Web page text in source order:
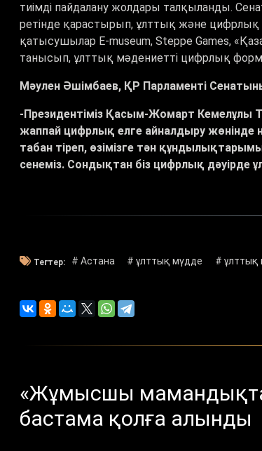
тиімді пайдалану жолдары талқыланды.
ретінде қарастырып, ұлттық және
қатысушылар E-museum, Steppe Games,
танысып, ұлттық мәдениетті цифрлық
Мәулен Әшімбаев, ҚР Парламенті
-Президентіміз Қасым-Жомарт Кемелұлы
жаппай цифрлық елге айналдыру жөнінде
табан тіреп, өзімізге тән
сенеміз. Сондықтан біз цифрлық
Тегтер: # Астана # ұлттық мүдде # ұлттық
«Жұмысшы
бастама қолға алынды